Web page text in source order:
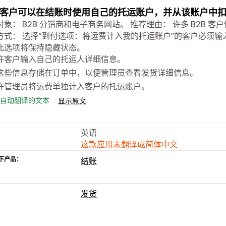
户可以在结账时使用自己的托运账户，并从该账户中
象： B2B 分销商和电子商务网站。 推荐理由： 许多 B2B 客
式： 选择“到付选项：将运费计入我的托运账户”的客户必须
选项将保持隐藏状态。
客户输入自己的托运人详细信息。
些信息存储在订单中，以便管理员查看发货详细信息。
管理员将运费单独计入客户的托运账户。
动翻译的文本 显示原文
英语
这款应用未翻译成简体中文
产品： 结账
发货